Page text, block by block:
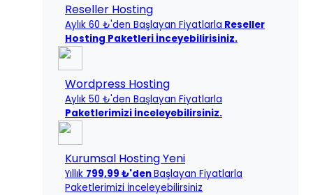
Reseller Hosting
Aylık 60 ₺'den Başlayan Fiyatlarla Reseller
Hosting Paketleri İnceyebilirisiniz.
Wordpress Hosting
Aylık 50 ₺'den Başlayan Fiyatlarla
Paketlerimizi İnceleyebilirsiniz.
Kurumsal HostingYeni
Yıllık 799,99 ₺'denBaşlayan Fiyatlarla
Paketlerimizi İnceleyebilirsiniz